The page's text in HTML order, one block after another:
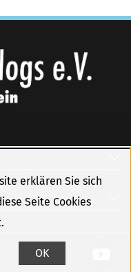
erklären Sie sich
Seite Cookies
OK